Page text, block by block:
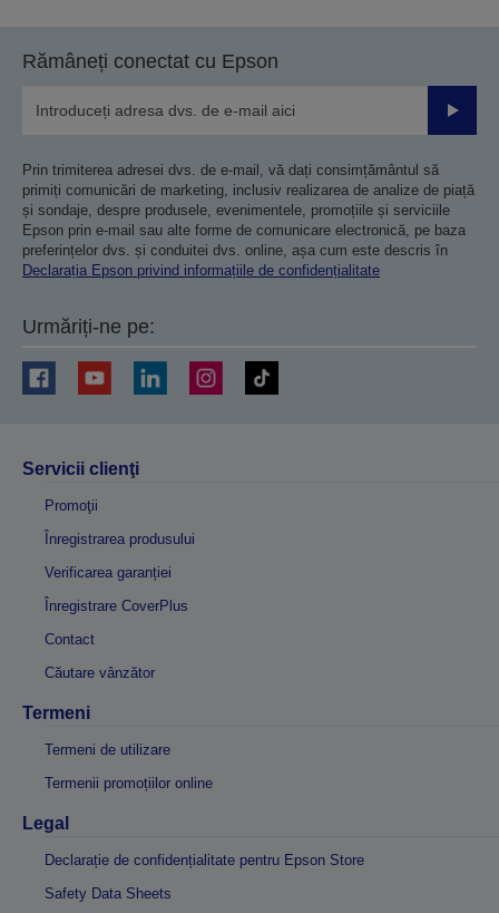
Rămâneți conectat cu Epson
Prin trimiterea adresei dvs. de e-mail, vă dați consimțământul să
primiți comunicări de marketing, inclusiv realizarea de analize de piață
și sondaje, despre produsele, evenimentele, promoțiile și serviciile
Epson prin e-mail sau alte forme de comunicare electronică, pe baza
preferințelor dvs. și conduitei dvs. online, așa cum este descris în
Declarația Epson privind informațiile de confidențialitate
Urmăriți-ne pe:
Servicii clienţi
Promoţii
Înregistrarea produsului
Verificarea garanției
Înregistrare CoverPlus
Contact
Căutare vânzător
Termeni
Termeni de utilizare
Termenii promoțiilor online
Legal
Declarație de confidențialitate pentru Epson Store
Safety Data Sheets